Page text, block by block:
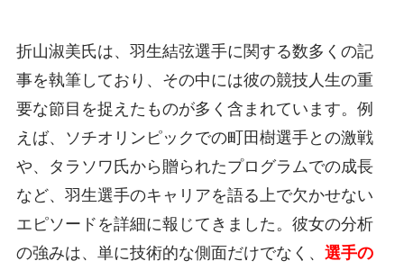
折山淑美氏は、羽生結弦選手に関する数多くの記
事を執筆しており、その中には彼の競技人生の重
要な節目を捉えたものが多く含まれています。例
えば、ソチオリンピックでの町田樹選手との激戦
や、タラソワ氏から贈られたプログラムでの成長
など、羽生選手のキャリアを語る上で欠かせない
エピソードを詳細に報じてきました。彼女の分析
の強みは、単に技術的な側面だけでなく、 選手の